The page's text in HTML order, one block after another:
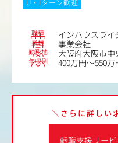
U・Iターン歓迎
職種 インハウスライ
業種 事業会社
勤務地 大阪府大阪市中
年収例 400万円～550万
転職支援サービ
＼さらに詳しい